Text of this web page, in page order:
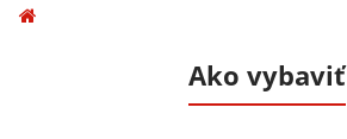
Ako vybaviť